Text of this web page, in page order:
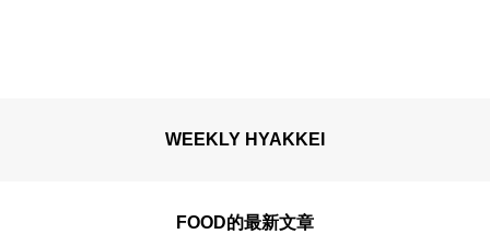
WEEKLY HYAKKEI
FOOD的最新文章